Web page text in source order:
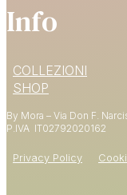
Info
COLLEZIONI
SHOP
By Mora – Via Don F.
P.IVA IT02792020162
Privacy Policy